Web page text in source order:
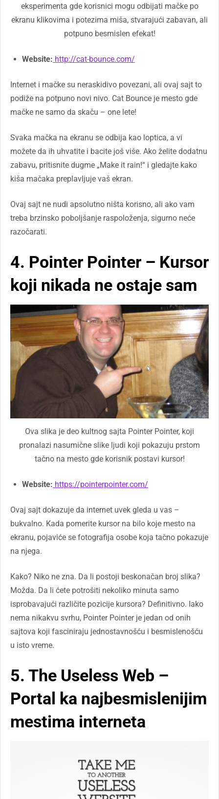
eksperimenta gde korisnici mogu odbijati mačke po
ekranu klikovima i potezima miša, stvarajući zabavan, ali
potpuno besmislen efekat!
Website: http://cat-bounce.com/
Internet i mačke su neraskidivo povezani, ali ovaj sajt to
podiže na potpuno novi nivo. Cat Bounce je mesto gde
mačke ne samo da skaču – one lete!
Svaka mačka na ekranu se odbija kao loptica, a vi
možete da ih uhvatite i bacite još više. Ako želite dodatnu
zabavu, pritisnite dugme „Make it rain!“ i gledajte kako
kiša mačaka preplavljuje vaš ekran.
Ovaj sajt ne nudi apsolutno ništa korisno, ali ako vam
treba brzinsko poboljšanje raspoloženja, sigurno neće
razočarati.
4. Pointer Pointer – Kursor
koji nikada ne ostaje sam
Ova slika je deo kultnog sajta Pointer Pointer, koji
pronalazi nasumične slike ljudi koji pokazuju prstom
tačno na mesto gde korisnik postavi kursor!
Website: https://pointerpointer.com/
Ovaj sajt dokazuje da internet uvek gleda u vas –
bukvalno. Kada pomerite kursor na bilo koje mesto na
ekranu, pojaviće se fotografija osobe koja tačno pokazuje
na njega.
Kako? Niko ne zna. Da li postoji beskonačan broj slika?
Možda. Da li ćete potrošiti nekoliko minuta samo
isprobavajući različite pozicije kursora? Definitivno. Iako
nema nikakvu svrhu, Pointer Pointer je jedan od onih
sajtova koji fasciniraju jednostavnošću i besmislenošću
u isto vreme.
5. The Useless Web –
Portal ka najbesmislenijim
mestima interneta